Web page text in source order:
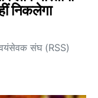
निकलेगा
संघ (RSS)